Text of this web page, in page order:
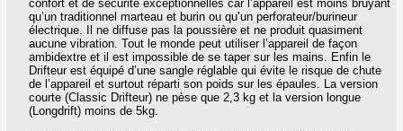
confort et de sécurité exceptionnelles car l’appareil est moins bruyant
qu’un traditionnel marteau et burin ou qu’un perforateur/burineur
électrique. Il ne diffuse pas la poussière et ne produit quasiment
aucune vibration. Tout le monde peut utiliser l’appareil de façon
ambidextre et il est impossible de se taper sur les mains. Enfin le
Drifteur est équipé d’une sangle réglable qui évite le risque de chute
de l’appareil et surtout réparti son poids sur les épaules. La version
courte (Classic Drifteur) ne pèse que 2,3 kg et la version longue
(Longdrift) moins de 5kg.